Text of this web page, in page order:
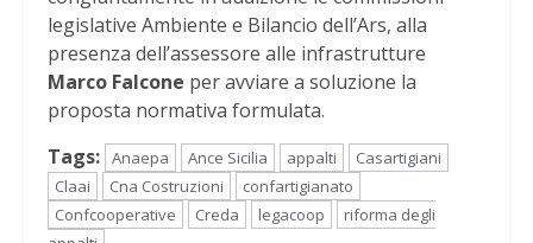
legislative Ambiente e Bilancio dell’Ars, alla
presenza dell’assessore alle infrastrutture
Marco Falcone per avviare a soluzione la
proposta normativa formulata.
Tags: Anaepa Ance Sicilia appalti
Casartigiani
Claai
Cna Costruzioni
confartigianato
Confcooperative
Creda legacoop
riforma degli